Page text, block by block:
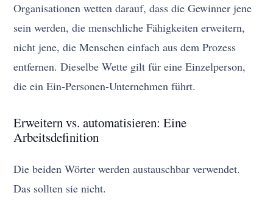
Organisationen wetten darauf, dass die Gewinner jene
sein werden, die menschliche Fähigkeiten erweitern,
nicht jene, die Menschen einfach aus dem Prozess
entfernen. Dieselbe Wette gilt für eine Einzelperson,
die ein Ein-Personen-Unternehmen führt.
Erweitern vs. automatisieren: Eine
Arbeitsdefinition
Die beiden Wörter werden austauschbar verwendet.
Das sollten sie nicht.